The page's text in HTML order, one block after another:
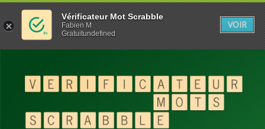
Vérificateur Mot Scrabble
Fabien M
Gratuitundefined
VOIR